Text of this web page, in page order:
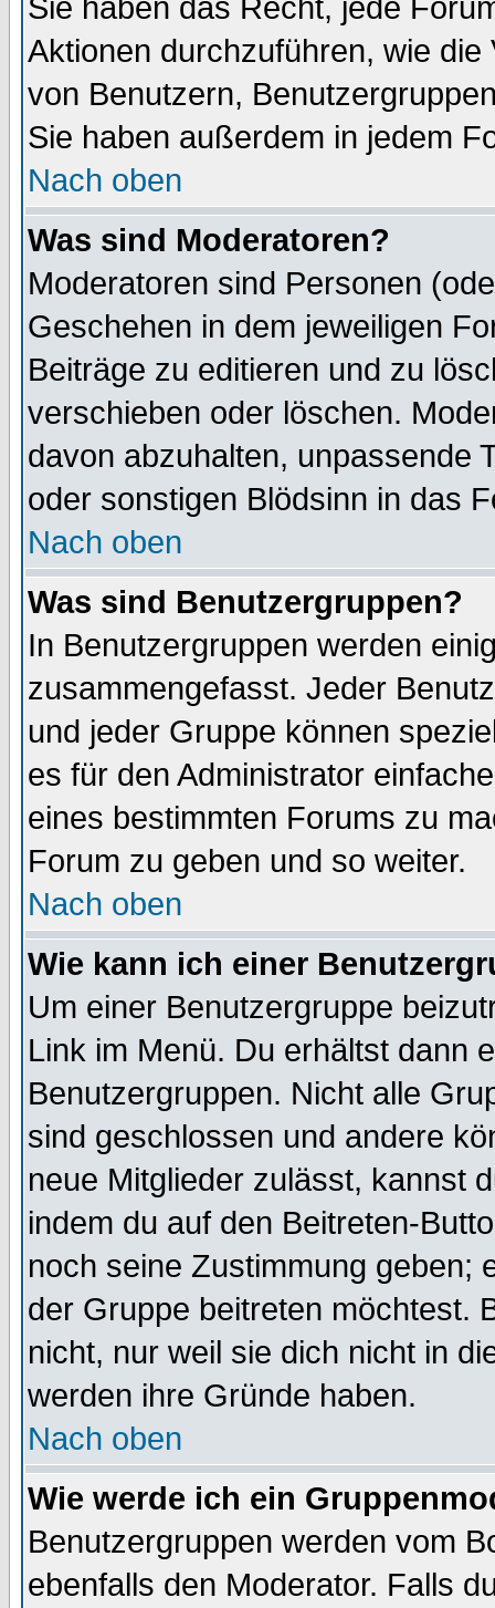
Sie haben das Recht, jede
Aktionen durchzuführen, wie
von Benutzern,
Sie haben außerdem in jedem
Nach oben
Was sind Moderatoren?
Moderatoren sind Personen
Geschehen in dem jeweiligen
Beiträge zu editieren und zu
verschieben oder löschen.
davon abzuhalten, unpassende
oder sonstigen Blödsinn in das
Nach oben
Was sind Benutzergruppen?
In Benutzergruppen werden
zusammengefasst. Jeder
und jeder Gruppe können
es für den Administrator
eines bestimmten Forums zu
Forum zu geben und so weiter.
Nach oben
Wie kann ich einer
Um einer Benutzergruppe
Link im Menü. Du erhältst dann
Benutzergruppen. Nicht alle
sind geschlossen und andere
neue Mitglieder zulässt, kannst
indem du auf den Beitreten-
noch seine Zustimmung geben;
der Gruppe beitreten möchtest.
nicht, nur weil sie dich nicht in
werden ihre Gründe haben.
Nach oben
Wie werde ich ein
Benutzergruppen werden vom
ebenfalls den Moderator. Falls